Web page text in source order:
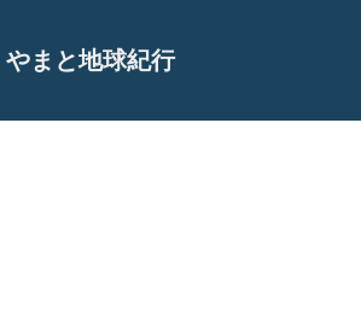
やまと地球紀行